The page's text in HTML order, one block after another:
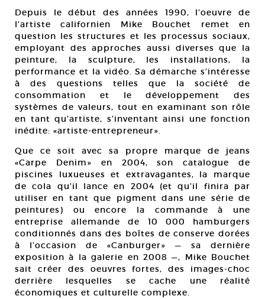
Depuis le début des années 1990, l’oeuvre de
l’artiste californien Mike Bouchet remet en
question les structures et les processus sociaux,
employant des approches aussi diverses que la
peinture, la sculpture, les installations, la
performance et la vidéo. Sa démarche s’intéresse
à des questions telles que la société de
consommation et le développement des
systèmes de valeurs, tout en examinant son rôle
en tant qu’artiste, s’inventant ainsi une fonction
inédite: «artiste-entrepreneur».
Que ce soit avec sa propre marque de jeans
«Carpe Denim» en 2004, son catalogue de
piscines luxueuses et extravagantes, la marque
de cola qu’il lance en 2004 (et qu’il finira par
utiliser en tant que pigment dans une série de
peintures) ou encore la commande à une
entreprise allemande de 10 000 hamburgers
conditionnés dans des boîtes de conserve dorées
à l’occasion de «Canburger» — sa dernière
exposition à la galerie en 2008 —, Mike Bouchet
sait créer des oeuvres fortes, des images-choc
derrière lesquelles se cache une réalité
économiques et culturelle complexe.